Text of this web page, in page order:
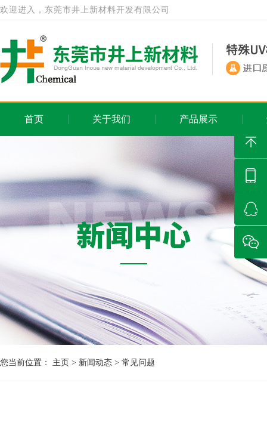
欢迎进入，东莞市井上新材料开发有限公司
首页 关于我们 产品展示
您当前位置： 主页 > 新闻动态 > 常见问题